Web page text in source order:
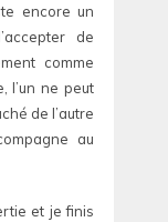
encore un
de
comme
l’un ne peut
de l’autre
au
et je finis